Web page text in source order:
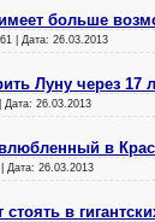
больше
| Дата: 26.03.2013
Луну через 17
Дата: 26.03.2013
в
Дата: 26.03.2013
в